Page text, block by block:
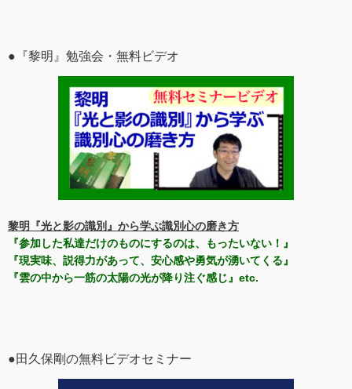
●『黎明』勉強会・無料ビデオ
黎明『光と影の識別』から学ぶ識別心の磨き方
『参加した私達だけのものにするのは、もったいない！』
『現実味、説得力があって、安心感や勇気が湧いてくる』
『雲の中から一筋の太陽の光が降り注ぐ感じ』etc.
●田久保剛の無料ビデオセミナー